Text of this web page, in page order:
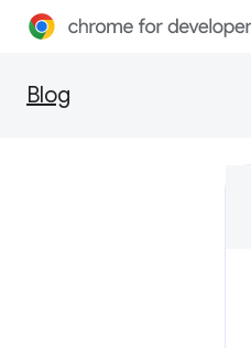
Blog